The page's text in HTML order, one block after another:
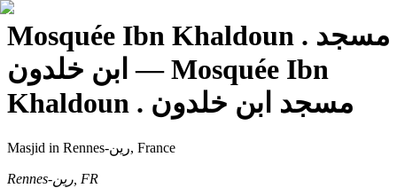
Mosquée Ibn Khaldoun . مسجد
ابن خلدون — Mosquée Ibn
Khaldoun . مسجد ابن خلدون
Masjid in Rennes-رين, France
Rennes-رين, FR